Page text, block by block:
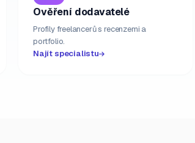
Ověření dodavatelé
Profily freelancerů s recenzemi a
portfolio.
Najít specialistu